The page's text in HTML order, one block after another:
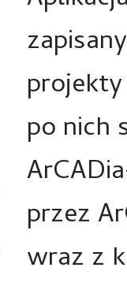
po nich
przez
wraz z